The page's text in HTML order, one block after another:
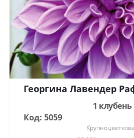
Георгина Лавендер
1 клубень
Код: 5059